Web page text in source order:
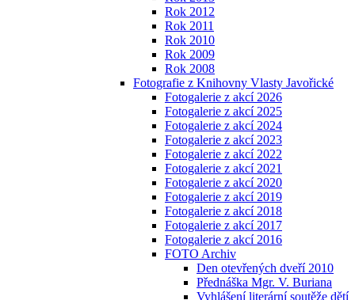
Rok 2012
Rok 2011
Rok 2010
Rok 2009
Rok 2008
Fotografie z Knihovny Vlasty Javořické
Fotogalerie z akcí 2026
Fotogalerie z akcí 2025
Fotogalerie z akcí 2024
Fotogalerie z akcí 2023
Fotogalerie z akcí 2022
Fotogalerie z akcí 2021
Fotogalerie z akcí 2020
Fotogalerie z akcí 2019
Fotogalerie z akcí 2018
Fotogalerie z akcí 2017
Fotogalerie z akcí 2016
FOTO Archiv
Den otevřených dveří 2010
Přednáška Mgr. V. Buriana
Vyhlášení literární soutěže dětí